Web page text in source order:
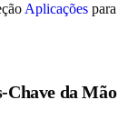
Aplicações para
Chave da Mão